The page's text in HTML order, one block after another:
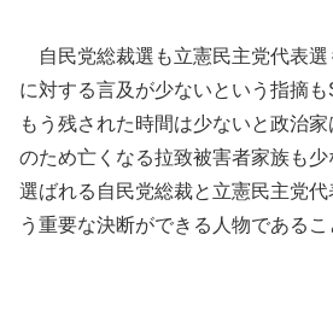
自民党総裁選も立憲民主党代表選
に対する言及が少ないという指摘も
もう残された時間は少ないと政治
のため亡くなる拉致被害者家族も
選ばれる自民党総裁と立憲民主党
う重要な決断ができる人物であるこ